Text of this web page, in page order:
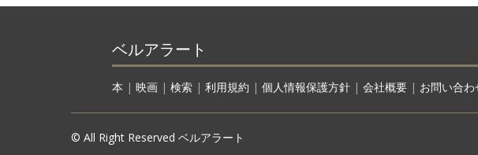
ゲ
シ
ョ
ン
ベルアラート
本 | 映画| 検索| 利用規約 | 個人情報保護方針| 会社概要| お問い合わ
© All Right Reserved ベルアラート